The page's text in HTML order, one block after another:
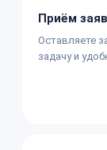
Приём
Оставляете
задачу и